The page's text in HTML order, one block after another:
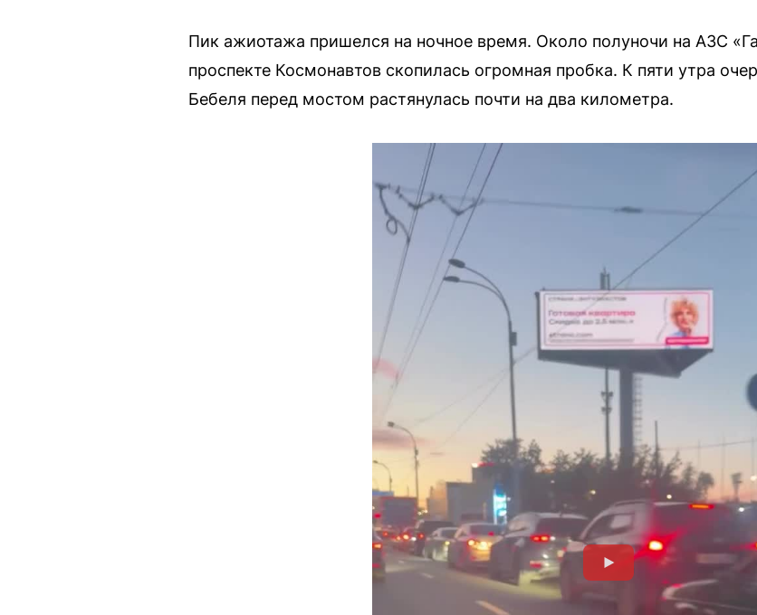
Пик ажиотажа пришелся на ночное время. Около полуночи на АЗС
проспекте Космонавтов скопилась огромная пробка. К пяти утра
Бебеля перед мостом растянулась почти на два километра.